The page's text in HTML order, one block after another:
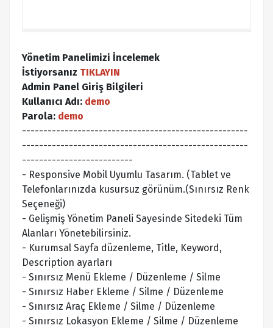
Yönetim Panelimizi İncelemek
İstiyorsanız TIKLAYIN
Admin Panel Giriş Bilgileri
Kullanıcı Adı: demo
Parola: demo
-----------------------------------------------------
-----------------------------------------------------
--------------------------
- Responsive Mobil Uyumlu Tasarım. (Tablet ve
Telefonlarınızda kusursuz görünüm.(Sınırsız Renk
Seçeneği)
- Gelişmiş Yönetim Paneli Sayesinde Sitedeki Tüm
Alanları Yönetebilirsiniz.
- Kurumsal Sayfa düzenleme, Title, Keyword,
Description ayarları
- Sınırsız Menü Ekleme / Düzenleme / Silme
- Sınırsız Haber Ekleme / Silme / Düzenleme
- Sınırsız Araç Ekleme / Silme / Düzenleme
- Sınırsız Lokasyon Ekleme / Silme / Düzenleme